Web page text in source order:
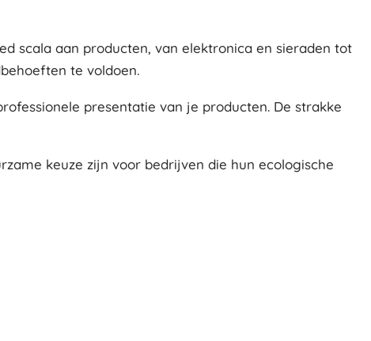
scala aan producten, van elektronica en sieraden tot
te voldoen.
presentatie van je producten. De strakke
keuze zijn voor bedrijven die hun ecologische